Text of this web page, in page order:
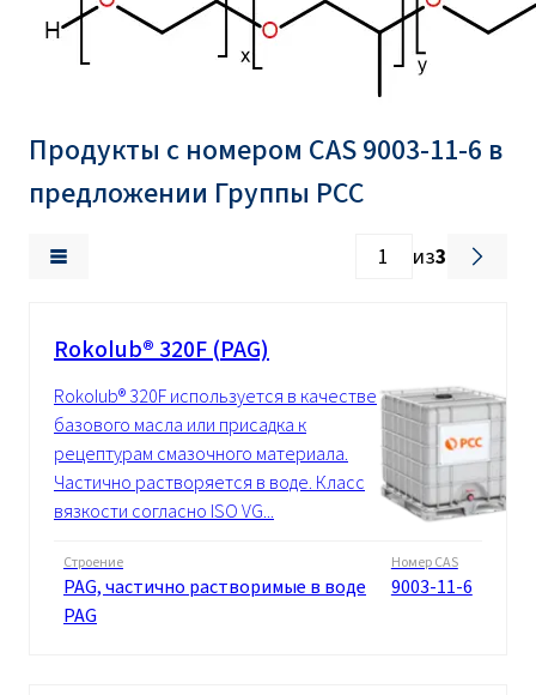
Продукты с номером CAS 9003-11-6 в
предложении Группы PCC
из3
Rokolub® 320F (PAG)
Rokolub® 320F используется в качестве
базового масла или присадка к
рецептурам смазочного материала.
Частично растворяется в воде. Класс
вязкости согласно ISO VG...
Строение
PAG, частично растворимые в воде
PAG
Номер CAS
9003-11-6